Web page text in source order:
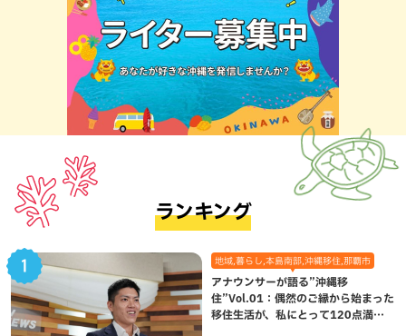
ランキング
地域,暮らし,本島南部,沖縄移住,那覇市
アナウンサーが語る”沖縄移
住”Vol.01：偶然のご縁から始まった
移住生活が、私にとって120点満点